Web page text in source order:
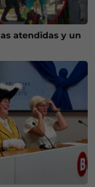
atendidas y un